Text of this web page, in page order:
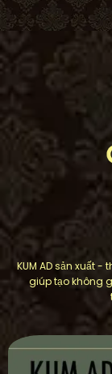
KUM AD sản xuất
giúp tạo không